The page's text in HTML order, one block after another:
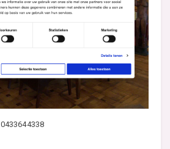
0433644338